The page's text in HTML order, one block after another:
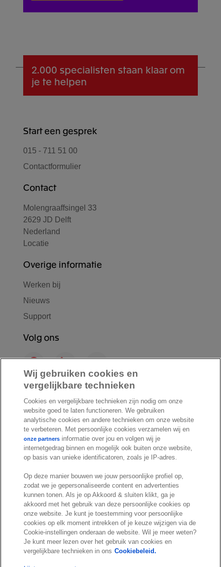
2.000 specialisten staan klaar om
je te helpen
Start een gesprek
015 - 711 51 00
Contactformulier
Contact
Molengraaffsingel 33
2629 JD Delft
Nederland
Locatie
Overige informatie
Werken bij
Nieuws
Support
Volg ons
F
a
b
o
k
L
n
k
e
I
n
Y
u
u
e
n
s
t
a
g
r
a
m
S
p
o
i
f
y
© Exact 2026
Cookie statement
Cookie settings
Marketing preferences
Disclaimer
Site conditions
Terms & conditions
Wij gebruiken cookies en
vergelijkbare technieken
Cookies en vergelijkbare technieken zijn nodig om onze
website goed te laten functioneren. We gebruiken
analytische cookies en andere technieken om onze website
te verbeteren. Met persoonlijke cookies verzamelen wij en
onze partners informatie over jou en volgen wij je
internetgedrag binnen en mogelijk ook buiten onze website,
op basis van unieke identificatoren, zoals je IP-adres.
Op deze manier bouwen we jouw persoonlijke profiel op,
zodat we je gepersonaliseerde content en advertenties
kunnen tonen. Als je op Akkoord & sluiten klikt, ga je
akkoord met het gebruik van deze persoonlijke cookies op
onze website. Je kunt je toestemming voor persoonlijke
cookies op elk moment intrekken of je keuze wijzigen via de
Cookie-instellingen onderaan de website. Wil je meer weten?
Je kunt meer lezen over het gebruik van cookies en
vergelijkbare technieken in ons Cookiebeleid.